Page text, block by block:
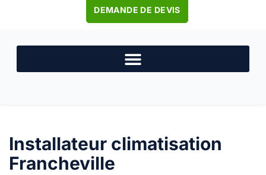
DEMANDE DE DEVIS
Installateur climatisation
Francheville